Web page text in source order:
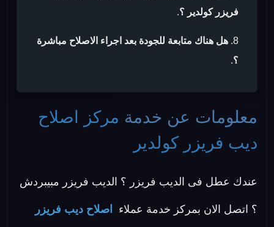
فريزر كولدير ؟.
هل هناك متابعة للجودة بعد اجراء الاصلاح مباشرة
؟.
معلومات عن خدمة مركز اصلاح
ديب فريزر كولدير
عندك عطل فى الديب فريزر ؟ الديب فريزر مبيبردش
؟ اتصل الان بمركز خدمة عملاء اصلاح ديب فريزر